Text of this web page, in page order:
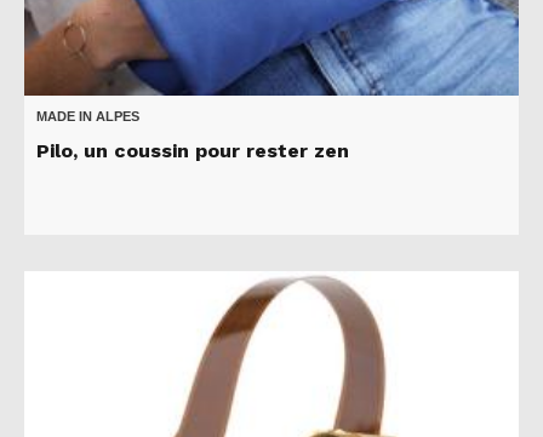
MADE IN ALPES
Pilo, un coussin pour rester zen